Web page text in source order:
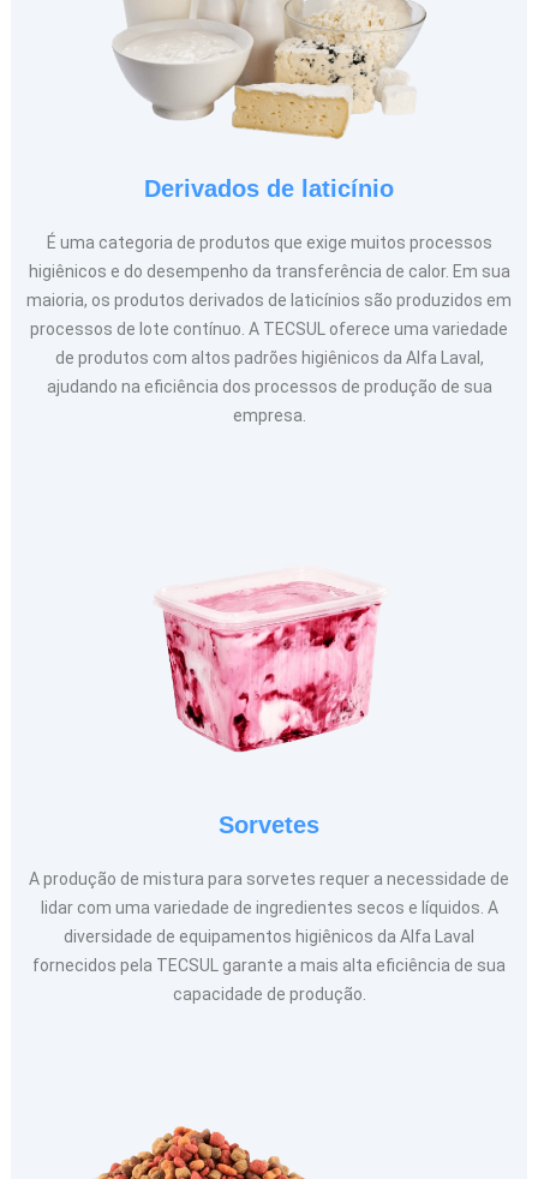
Derivados de laticínio
É uma categoria de produtos que exige muitos processos
higiênicos e do desempenho da transferência de calor. Em sua
maioria, os produtos derivados de laticínios são produzidos em
processos de lote contínuo. A TECSUL oferece uma variedade
de produtos com altos padrões higiênicos da Alfa Laval,
ajudando na eficiência dos processos de produção de sua
empresa.
Sorvetes
A produção de mistura para sorvetes requer a necessidade de
lidar com uma variedade de ingredientes secos e líquidos. A
diversidade de equipamentos higiênicos da Alfa Laval
fornecidos pela TECSUL garante a mais alta eficiência de sua
capacidade de produção.